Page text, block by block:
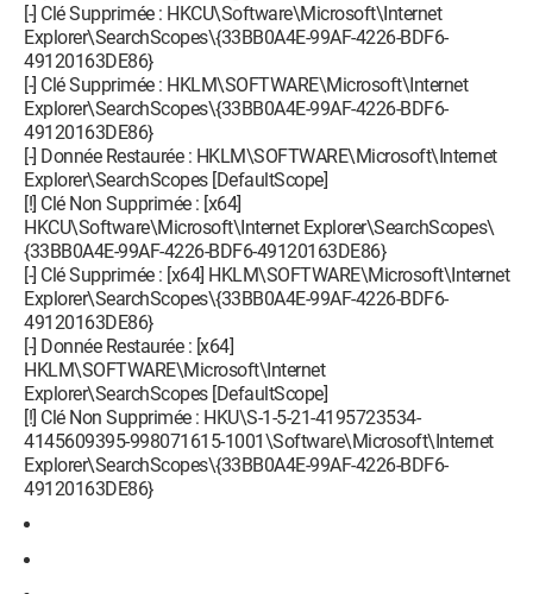
[-] Clé Supprimée : HKCU\Software\Microsoft\Internet
Explorer\SearchScopes\{33BB0A4E-99AF-4226-BDF6-
49120163DE86}
[-] Clé Supprimée : HKLM\SOFTWARE\Microsoft\Internet
Explorer\SearchScopes\{33BB0A4E-99AF-4226-BDF6-
49120163DE86}
[-] Donnée Restaurée : HKLM\SOFTWARE\Microsoft\Internet
Explorer\SearchScopes [DefaultScope]
[!] Clé Non Supprimée : [x64]
HKCU\Software\Microsoft\Internet Explorer\SearchScopes\
{33BB0A4E-99AF-4226-BDF6-49120163DE86}
[-] Clé Supprimée : [x64] HKLM\SOFTWARE\Microsoft\Internet
Explorer\SearchScopes\{33BB0A4E-99AF-4226-BDF6-
49120163DE86}
[-] Donnée Restaurée : [x64]
HKLM\SOFTWARE\Microsoft\Internet
Explorer\SearchScopes [DefaultScope]
[!] Clé Non Supprimée : HKU\S-1-5-21-4195723534-
4145609395-998071615-1001\Software\Microsoft\Internet
Explorer\SearchScopes\{33BB0A4E-99AF-4226-BDF6-
49120163DE86}